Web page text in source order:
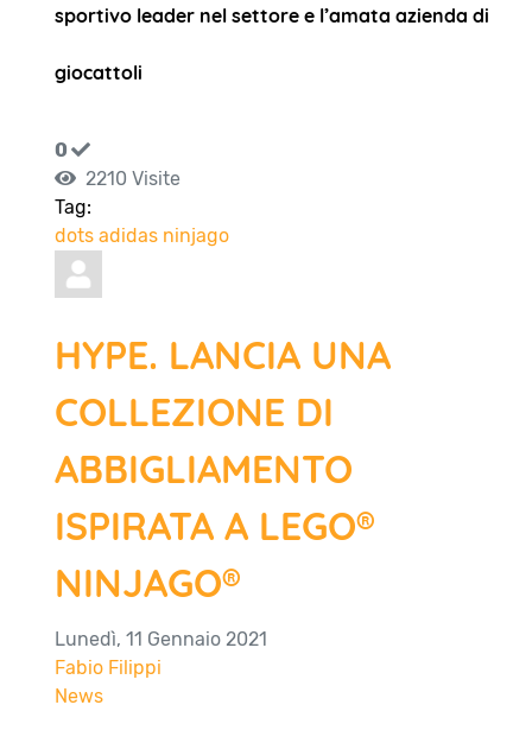
sportivo leader nel settore e l’amata azienda di
giocattoli
0
2210 Visite
Tag:
dots adidas ninjago
HYPE. LANCIA UNA
COLLEZIONE DI
ABBIGLIAMENTO
ISPIRATA A LEGO®
NINJAGO®
Lunedì, 11 Gennaio 2021
Fabio Filippi
News